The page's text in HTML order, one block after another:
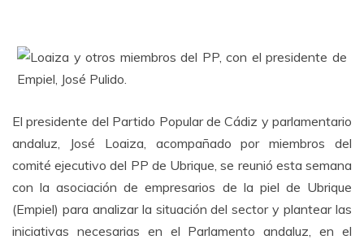
El presidente del Partido Popular de Cádiz y parlamentario
andaluz, José Loaiza, acompañado por miembros del
comité ejecutivo del PP de Ubrique, se reunió esta semana
con la asociación de empresarios de la piel de Ubrique
(Empiel) para analizar la situación del sector y plantear las
iniciativas necesarias en el Parlamento andaluz, en el